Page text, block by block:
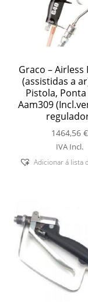
Graco – Airless
(assistidas a
Pistola, Ponta
Aam309
1464,56 €
IVA Incl.
Adicionar á lista